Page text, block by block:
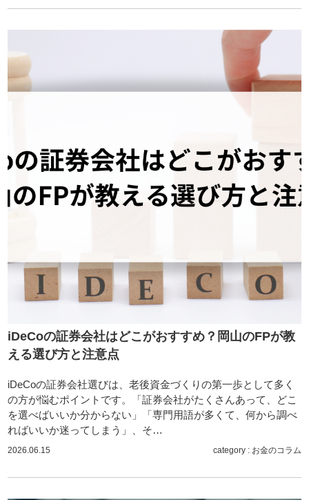
iDeCoの証券会社はどこがおすすめ？岡山のFPが教
える選び方と注意点
iDeCoの証券会社選びは、老後資金づくりの第一歩として多く
の方が悩むポイントです。「証券会社がたくさんあって、どこ
を選べばいいか分からない」「専門用語が多くて、何から調べ
ればいいか迷ってしまう」、そ…
2026.06.15 category : お金のコラム